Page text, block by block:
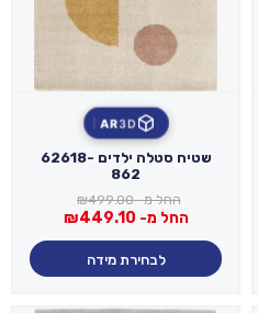
3D
AR
שטיח סטלה ילדים 62618-
862
החל מ- ₪499.00
החל מ- ₪449.10
לבחירת מידה